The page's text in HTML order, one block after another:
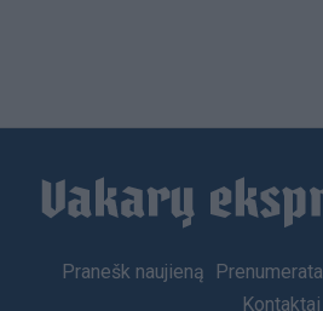
Footer
Pranešk naujieną Prenumerata
Kontaktai